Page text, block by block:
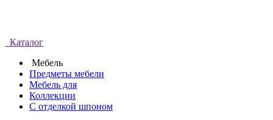
Каталог
Мебель
Предметы мебели
Мебель для
Коллекции
С отделкой шпоном